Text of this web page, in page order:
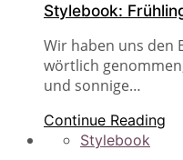
Stylebook:
Wir haben uns den
wörtlich
und sonnige…
Continue Reading
Stylebook